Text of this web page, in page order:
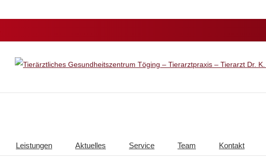
Leistungen Aktuelles Service Team Kontakt